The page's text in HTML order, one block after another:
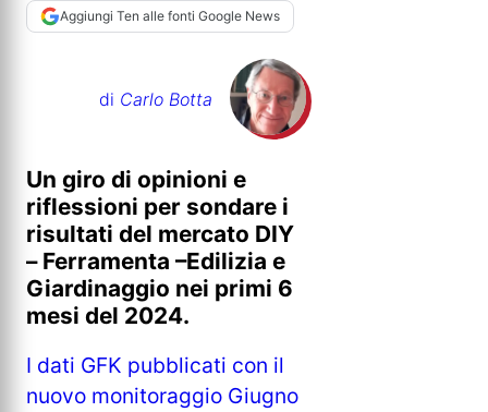
Aggiungi Ten alle fonti Google News
di Carlo Botta
Un giro di opinioni e
riflessioni per sondare i
risultati del mercato DIY
– Ferramenta –Edilizia e
Giardinaggio nei primi 6
mesi del 2024.
I dati GFK pubblicati con il
nuovo monitoraggio Giugno